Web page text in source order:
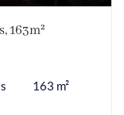
163m²
163 m²